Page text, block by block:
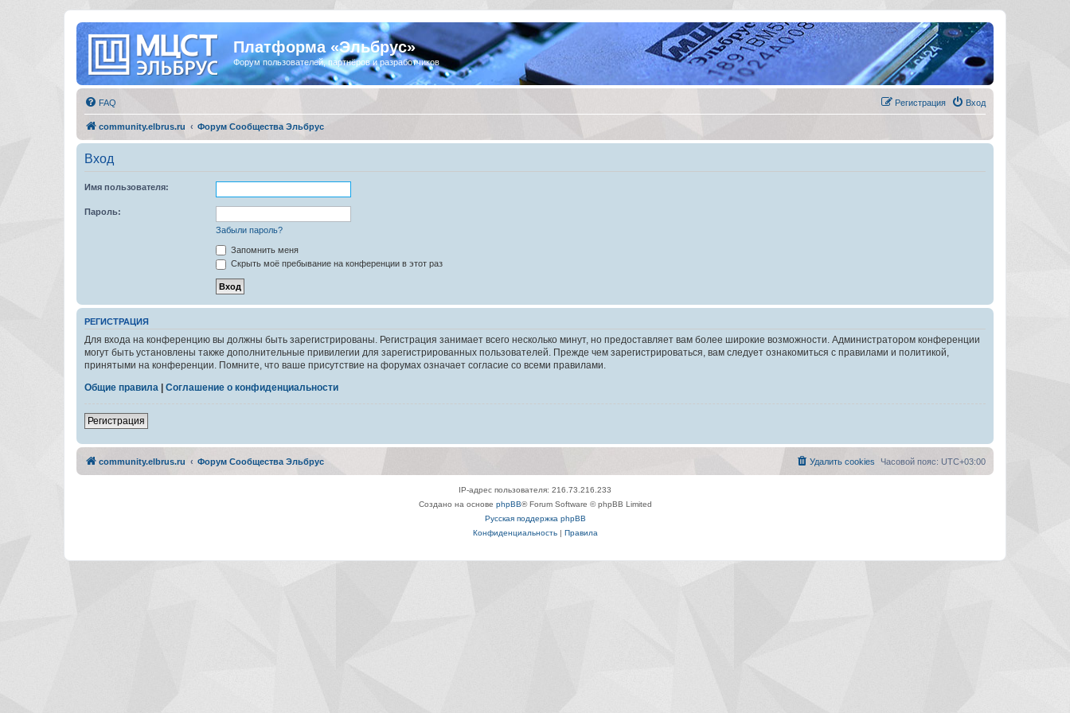
Платформа «Эльбрус»
Форум пользователей, партнёров и разработчиков
FAQ Вход
Регистрация
community.elbrus.ru Форум Сообщества Эльбрус
Вход
Имя пользователя:
Пароль:
Забыли пароль?
Запомнить меня
Скрыть моё пребывание на конференции в этот раз
РЕГИСТРАЦИЯ
Для входа на конференцию вы должны быть зарегистрированы. Регистрация занимает всего несколько минут, но предоставляет вам более широкие возможности. Администратором конференции
могут быть установлены также дополнительные привилегии для зарегистрированных пользователей. Прежде чем зарегистрироваться, вам следует ознакомиться с правилами и политикой,
принятыми на конференции. Помните, что ваше присутствие на форумах означает согласие со всеми правилами.
Общие правила
Соглашение о конфиденциальности
Регистрация
community.elbrus.ru Форум Сообщества Эльбрус Часовой пояс: UTC+03:00
Удалить cookies
IP-адрес пользователя: 216.73.216.233
Создано на основе phpBB® Forum Software © phpBB Limited
Русская поддержка phpBB
Конфиденциальность| Правила